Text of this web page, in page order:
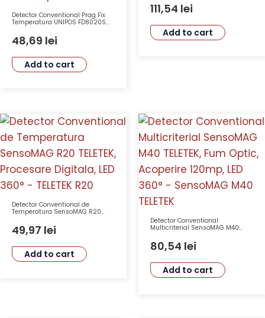
Detector Conventional Prag Fix
Temperatura UNIPOS FD8020S
Tensiune 15-30VDC Clasa IP43
48,69 lei
Add to cart
111,54 lei
Add to cart
Detector Conventional de
Temperatura SensoMAG R20
360° – TELETEK R20
49,97 lei
Add to cart
Detector Conventional
Multicriterial SensoMAG M40
120mp, LED 360° – SensoMAG
M40 TELETEK
80,54 lei
Add to cart